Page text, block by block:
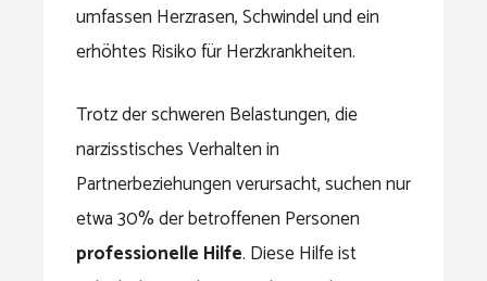
umfassen Herzrasen, Schwindel und ein
erhöhtes Risiko für Herzkrankheiten.
Trotz der schweren Belastungen, die
narzisstisches Verhalten in
Partnerbeziehungen verursacht, suchen nur
etwa 30% der betroffenen Personen
professionelle Hilfe. Diese Hilfe ist